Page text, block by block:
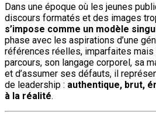
Dans une époque où les jeunes
discours formatés et des images
s’impose comme un modèle
phase avec les aspirations d’une
références réelles, imparfaites mais
parcours, son langage corporel, sa
et d’assumer ses défauts, il
de leadership : authentique, brut,
à la réalité.